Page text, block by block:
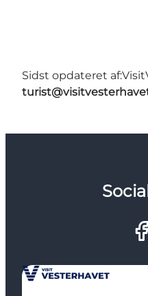
Sidst opdateret af: